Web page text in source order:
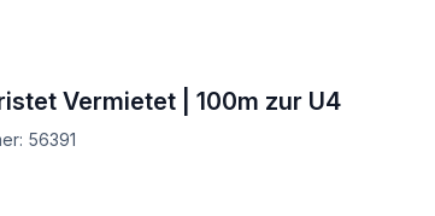
Vermietet | 100m zur U4
56391